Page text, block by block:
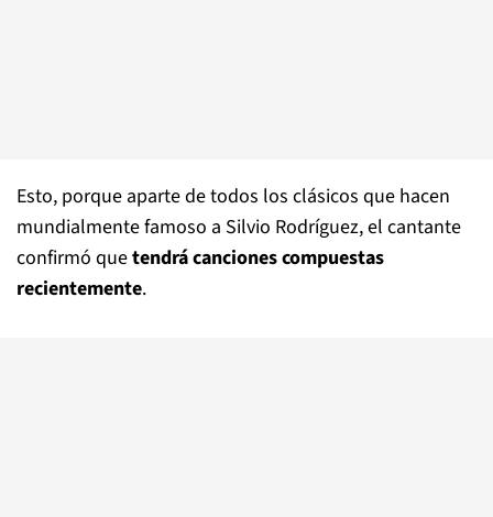
Esto, porque aparte de todos los clásicos que hacen
mundialmente famoso a Silvio Rodríguez, el cantante
confirmó quetendrá canciones compuestas
recientemente.